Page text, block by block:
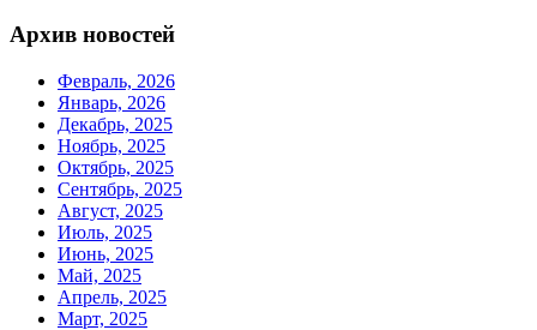
Архив новостей
Февраль, 2026
Январь, 2026
Декабрь, 2025
Ноябрь, 2025
Октябрь, 2025
Сентябрь, 2025
Август, 2025
Июль, 2025
Июнь, 2025
Май, 2025
Апрель, 2025
Март, 2025